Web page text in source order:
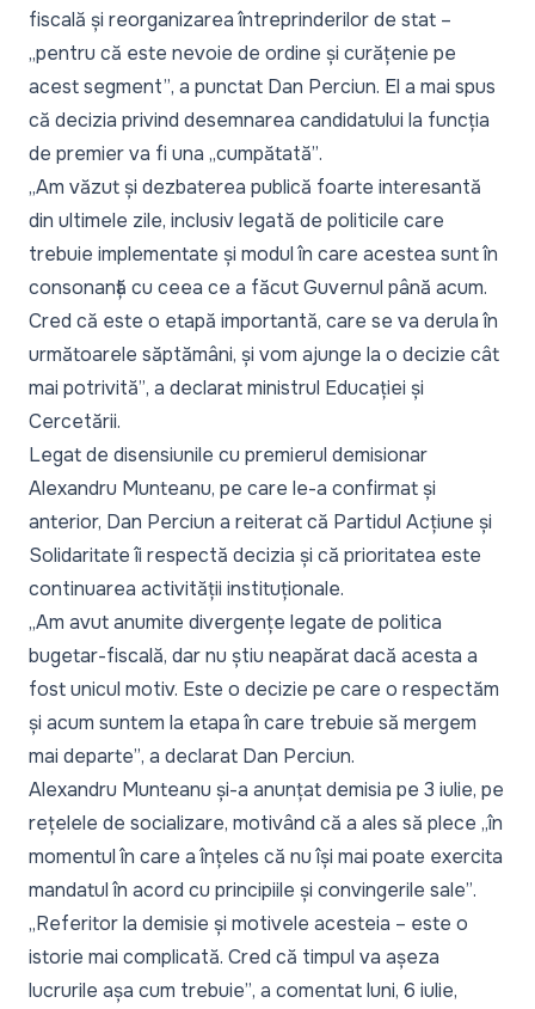
fiscală și reorganizarea întreprinderilor de stat –
„pentru că este nevoie de ordine și curățenie pe
acest segment”, a punctat Dan Perciun. El a mai spus
că decizia privind desemnarea candidatului la funcția
de premier va fi una „cumpătată”.
„Am văzut și dezbaterea publică foarte interesantă
din ultimele zile, inclusiv legată de politicile care
trebuie implementate și modul în care acestea sunt în
consonanță cu ceea ce a făcut Guvernul până acum.
Cred că este o etapă importantă, care se va derula în
următoarele săptămâni, și vom ajunge la o decizie cât
mai potrivită”, a declarat ministrul Educației și
Cercetării.
Legat de disensiunile cu premierul demisionar
Alexandru Munteanu, pe care le-a confirmat și
anterior, Dan Perciun a reiterat că Partidul Acțiune și
Solidaritate îi respectă decizia și că prioritatea este
continuarea activității instituționale.
„Am avut anumite divergențe legate de politica
bugetar-fiscală, dar nu știu neapărat dacă acesta a
fost unicul motiv. Este o decizie pe care o respectăm
și acum suntem la etapa în care trebuie să mergem
mai departe”, a declarat Dan Perciun.
Alexandru Munteanu și-a anunțat demisia pe 3 iulie, pe
rețelele de socializare, motivând că a ales să plece „în
momentul în care a înțeles că nu își mai poate exercita
mandatul în acord cu principiile și convingerile sale”.
„Referitor la demisie și motivele acesteia – este o
istorie mai complicată. Cred că timpul va așeza
lucrurile așa cum trebuie”, a comentat luni, 6 iulie,